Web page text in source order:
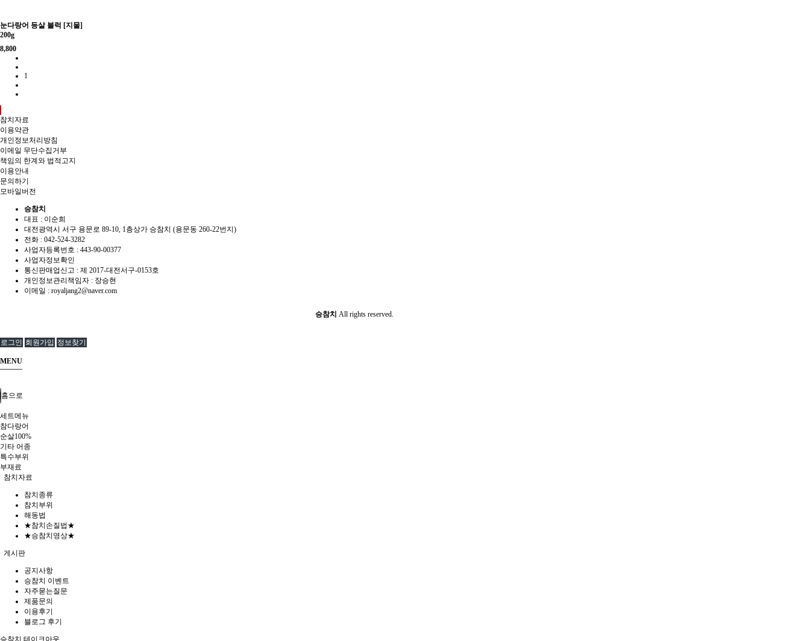
눈다랑어 등살 블럭 [지물]
200g
8,800
1
참치자료
이용약관
개인정보처리방침
이메일 무단수집거부
책임의 한계와 법적고지
이용안내
문의하기
모바일버전
승참치
대표 : 이순희
대전광역시 서구 용문로 89-10, 1층상가 승참치 (용문동 260-22번지)
전화 : 042-524-3282
사업자등록번호 : 443-90-00377
사업자정보확인
통신판매업신고 : 제 2017-대전서구-0153호
개인정보관리책임자 : 장승현
이메일 : royaljang2@naver.com
승참치 All rights reserved.
로그인 회원가입 정보찾기
MENU
홈으로
세트메뉴
참다랑어
순살100%
기타 어종
특수부위
부재료
참치자료
참치종류
참치부위
해동법
★참치손질법★
★승참치영상★
게시판
공지사항
승참치 이벤트
자주묻는질문
제품문의
이용후기
블로그 후기